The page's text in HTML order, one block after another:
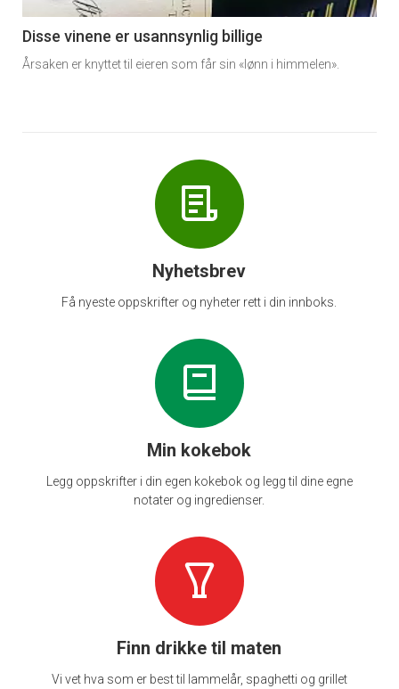
6
Disse vinene er usannsynlig billige
Årsaken er knyttet til eieren som får sin «lønn i himmelen».
Nyhetsbrev
Få nyeste oppskrifter og nyheter rett i din innboks.
Min kokebok
Legg oppskrifter i din egen kokebok og legg til dine egne
notater og ingredienser.
Finn drikke til maten
Vi vet hva som er best til lammelår, spaghetti og grillet